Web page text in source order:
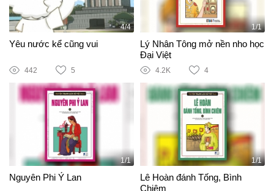
4/4
Yêu nước kể cũng vui
442 5
1/1
Lý Nhân Tông mở nền nho học
Đại Việt
4.2K 4
1/1
Nguyên Phi Ỷ Lan
1/1
Lê Hoàn đánh Tống, Bình
Chiêm